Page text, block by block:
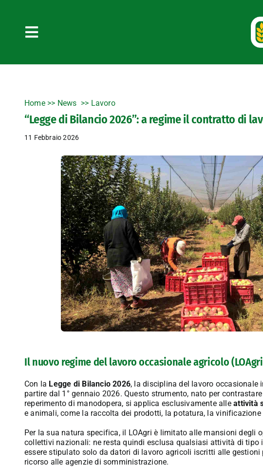
Toggle
Home>> News Lavoro
“Legge di Bilancio 2026”: a regime il contratto di
11 Febbraio 2026
Il nuovo regime del lavoro occasionale agricolo
Con la Legge di Bilancio 2026, la disciplina del lavoro
partire dal 1° gennaio 2026.Questo strumento, nato per
reperimento di manodopera, si applica esclusivamente alleattività
e animali, come la raccolta dei prodotti, la potatura, la
Per la sua natura specifica, il LOAgri è limitato alle mansioni degli
collettivi nazionali: ne resta quindi esclusa qualsiasi attività di tipo
essere stipulato solo da datori di lavoro agricoli iscritti alle
ricorso alle agenzie di somministrazione.